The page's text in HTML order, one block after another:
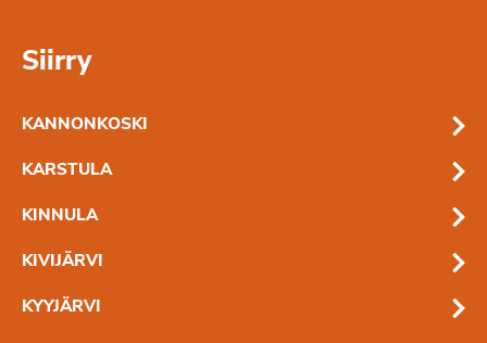
Siirry
KANNONKOSKI
KARSTULA
KINNULA
KIVIJÄRVI
KYYJÄRVI